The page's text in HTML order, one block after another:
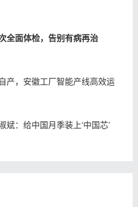
全面体检，告别有病再治
产，安徽工厂智能产线高效运
斌：给中国月季装上‘中国芯’